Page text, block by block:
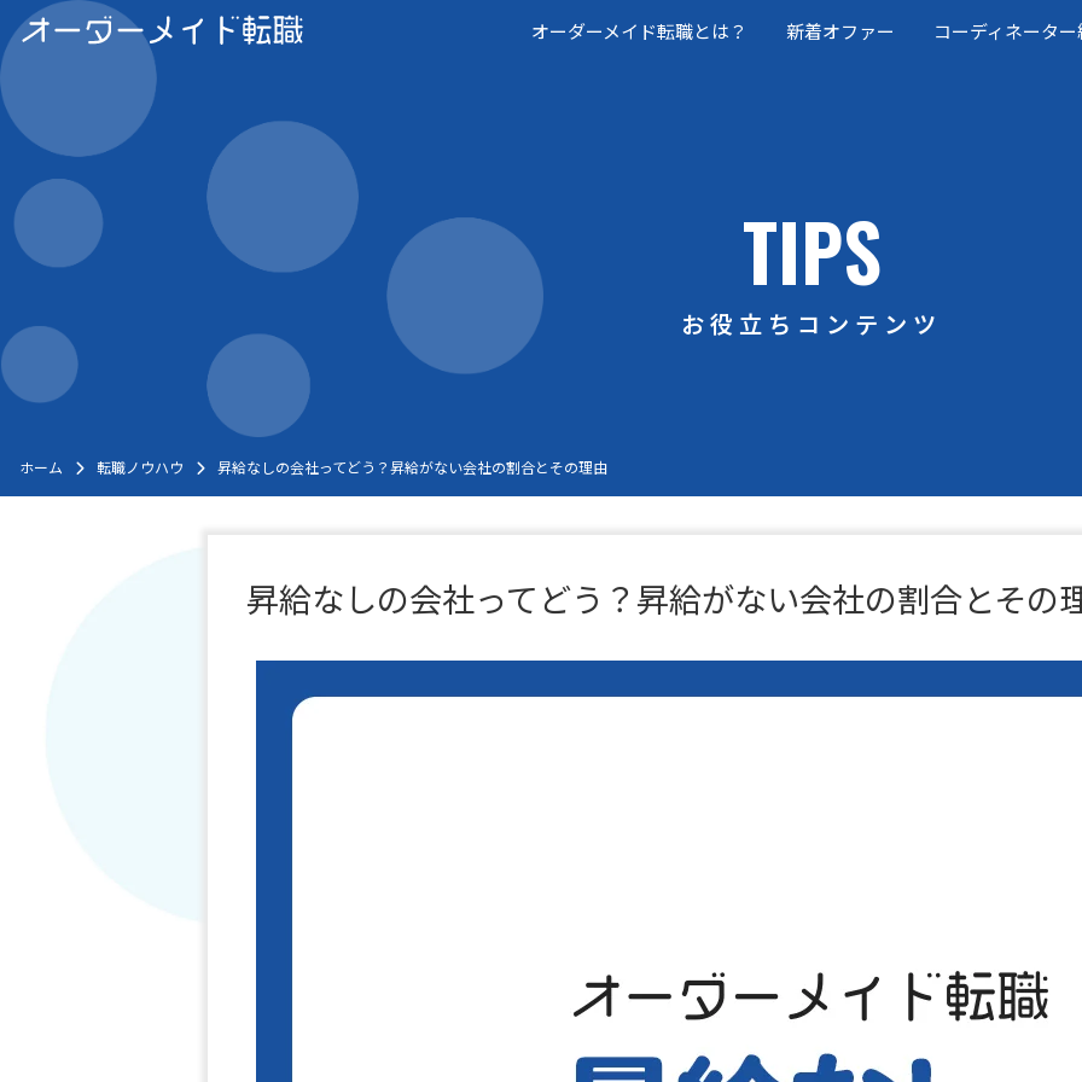
Skip
to
content
オーダーメイド転職とは？ 新着オファー コーディネータ
TIPS
お役立ちコンテンツ
ホーム 転職ノウハウ 昇給なしの会社ってどう？昇給がない会社の割合とその理由
昇給なしの会社ってどう？昇給がない会社の割合とその